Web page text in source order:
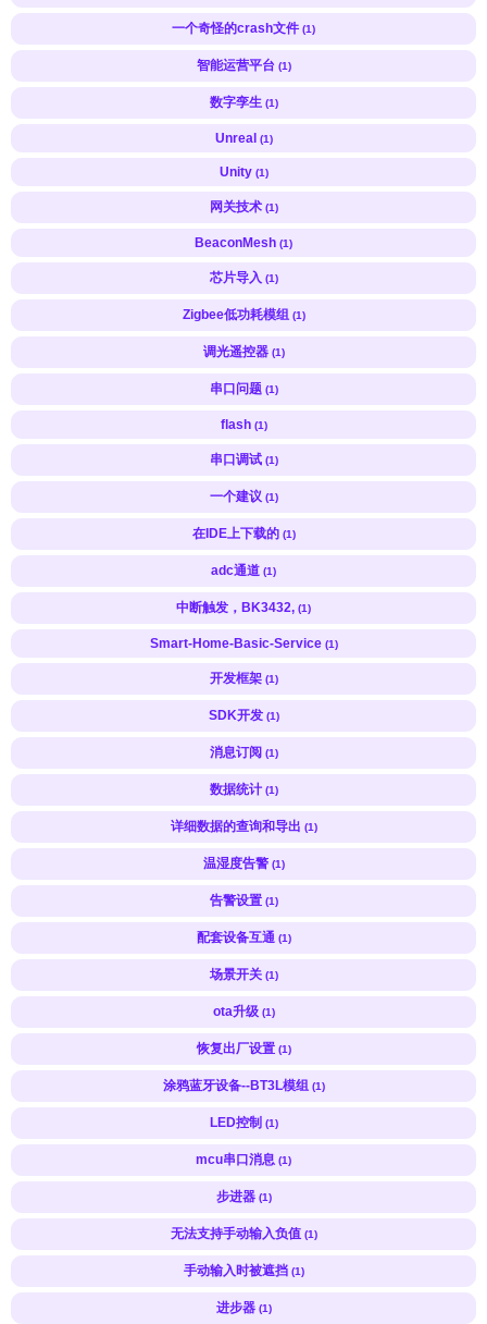
一个奇怪的crash文件 (1)
智能运营平台 (1)
数字孪生 (1)
Unreal (1)
Unity (1)
网关技术 (1)
BeaconMesh (1)
芯片导入 (1)
Zigbee低功耗模组 (1)
调光遥控器 (1)
串口问题 (1)
flash (1)
串口调试 (1)
一个建议 (1)
在IDE上下载的 (1)
adc通道 (1)
中断触发，BK3432, (1)
Smart-Home-Basic-Service (1)
开发框架 (1)
SDK开发 (1)
消息订阅 (1)
数据统计 (1)
详细数据的查询和导出 (1)
温湿度告警 (1)
告警设置 (1)
配套设备互通 (1)
场景开关 (1)
ota升级 (1)
恢复出厂设置 (1)
涂鸦蓝牙设备--BT3L模组 (1)
LED控制 (1)
mcu串口消息 (1)
步进器 (1)
无法支持手动输入负值 (1)
手动输入时被遮挡 (1)
进步器 (1)